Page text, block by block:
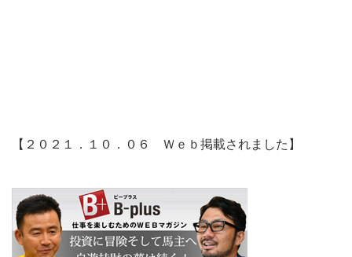
【２０２１．１０．０６ Ｗｅｂ掲載されました】